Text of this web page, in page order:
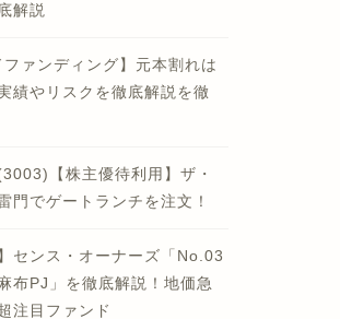
解説
ファンディング】元本割れは
績やリスクを徹底解説を徹
【株主優待利用】ザ・
門でゲートランチを注文！
センス・オーナーズ「No.03
布PJ」を徹底解説！地価急
注目ファンド